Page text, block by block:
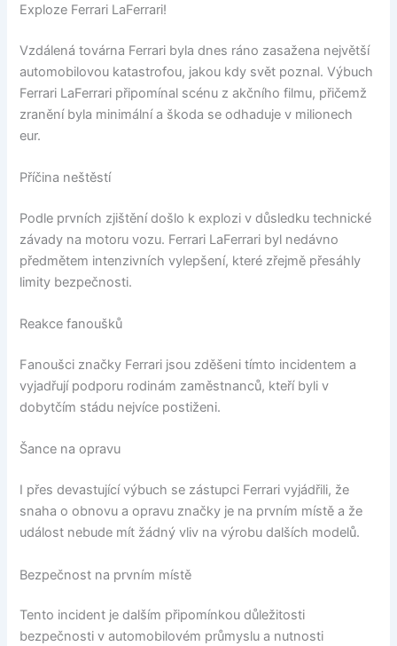
Exploze Ferrari LaFerrari!
Vzdálená továrna Ferrari byla dnes ráno zasažena největší
automobilovou katastrofou, jakou kdy svět poznal. Výbuch
Ferrari LaFerrari připomínal scénu z akčního filmu, přičemž
zranění byla minimální a škoda se odhaduje v milionech
eur.
Příčina neštěstí
Podle prvních zjištění došlo k explozi v důsledku technické
závady na motoru vozu. Ferrari LaFerrari byl nedávno
předmětem intenzivních vylepšení, které zřejmě přesáhly
limity bezpečnosti.
Reakce fanoušků
Fanoušci značky Ferrari jsou zděšeni tímto incidentem a
vyjadřují podporu rodinám zaměstnanců, kteří byli v
dobytčím stádu nejvíce postiženi.
Šance na opravu
I přes devastující výbuch se zástupci Ferrari vyjádřili, že
snaha o obnovu a opravu značky je na prvním místě a že
událost nebude mít žádný vliv na výrobu dalších modelů.
Bezpečnost na prvním místě
Tento incident je dalším připomínkou důležitosti
bezpečnosti v automobilovém průmyslu a nutnosti